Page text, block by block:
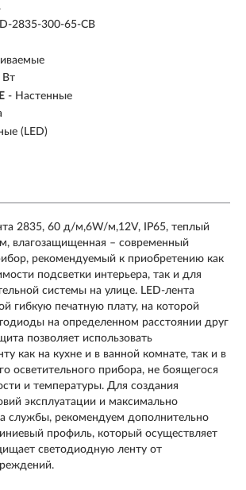
2835-300-65-CB
Вт
- Настенные
(LED)
2835, 60 д/м,6W/м,12V, IP65, теплый
влагозащищенная – современный
рекомендуемый к приобретению как
подсветки интерьера, так и для
системы на улице. LED-лента
гибкую печатную плату, на которой
на определенном расстоянии друг
позволяет использовать
как на кухне и в ванной комнате, так и в
осветительного прибора, не боящегося
и температуры. Для создания
эксплуатации и максимально
службы, рекомендуем дополнительно
профиль, который осуществляет
светодиодную ленту от